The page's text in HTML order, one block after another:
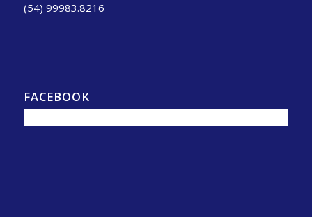
(54) 99983.8216
FACEBOOK